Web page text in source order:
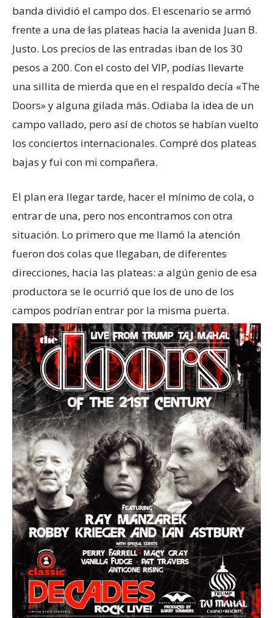
banda dividió el campo dos. El escenario se armó
frente a una de las plateas hacia la avenida Juan B.
Justo. Los precios de las entradas iban de los 30
pesos a 200. Con el costo del VIP, podías llevarte
una sillita de mierda que en el respaldo decía «The
Doors» y alguna gilada más. Odiaba la idea de un
campo vallado, pero así de chotos se habían vuelto
los conciertos internacionales. Compré dos plateas
bajas y fui con mi compañera.
El plan era llegar tarde, hacer el mínimo de cola, o
entrar de una, pero nos encontramos con otra
situación. Lo primero que me llamó la atención
fueron dos colas que llegaban, de diferentes
direcciones, hacia las plateas: a algún genio de esa
productora se le ocurrió que los de uno de los
campos podrían entrar por la misma puerta.